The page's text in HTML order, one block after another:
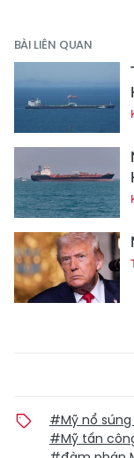
BÀI LIÊN QUAN
#Mỹ nổ
#Mỹ tấn